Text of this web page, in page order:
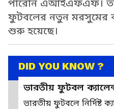
পারেনি এআইএফএফ।
ফুটবলের নতুন মরসুমের
শুরু হয়েছে।
DID YOU KNOW ?
ভারতীয় ফুটবল
ভারতীয় ফুটবলে নির্দিষ্ট